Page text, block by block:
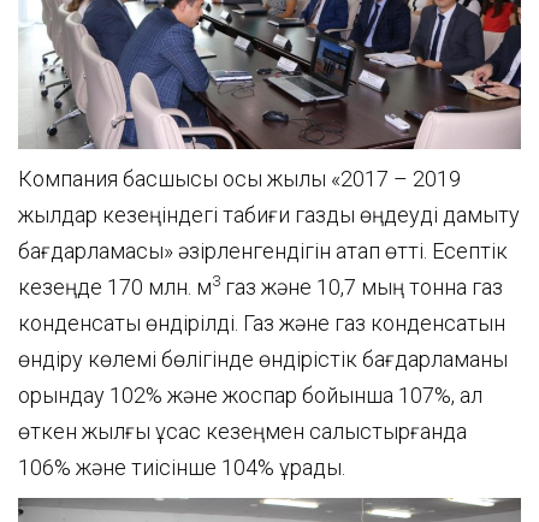
Компания басшысы осы жылы «2017 – 2019
жылдар кезеңіндегі табиғи газды өңдеуді дамыту
бағдарламасы» әзірленгендігін атап өтті. Есептік
кезеңде 170 млн. м3 газ және 10,7 мың тонна газ
конденсаты өндірілді. Газ және газ конденсатын
өндіру көлемі бөлігінде өндірістік бағдарламаны
орындау 102% және жоспар бойынша 107%, ал
өткен жылғы ұқсас кезеңмен салыстырғанда
106% және тиісінше 104% құрады.